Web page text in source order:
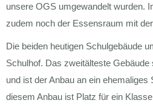
unsere OGS umgewandelt wurden.
zudem noch der Essensraum mit
Die beiden heutigen Schulgebäude
Schulhof. Das zweitälteste
und ist der Anbau an ein ehemaliges
diesem Anbau ist Platz für ein